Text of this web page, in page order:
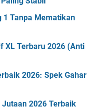
1 Tanpa Mematikan
XL Terbaru 2026 (Anti
2026: Spek Gahar
Jutaan 2026 Terbaik